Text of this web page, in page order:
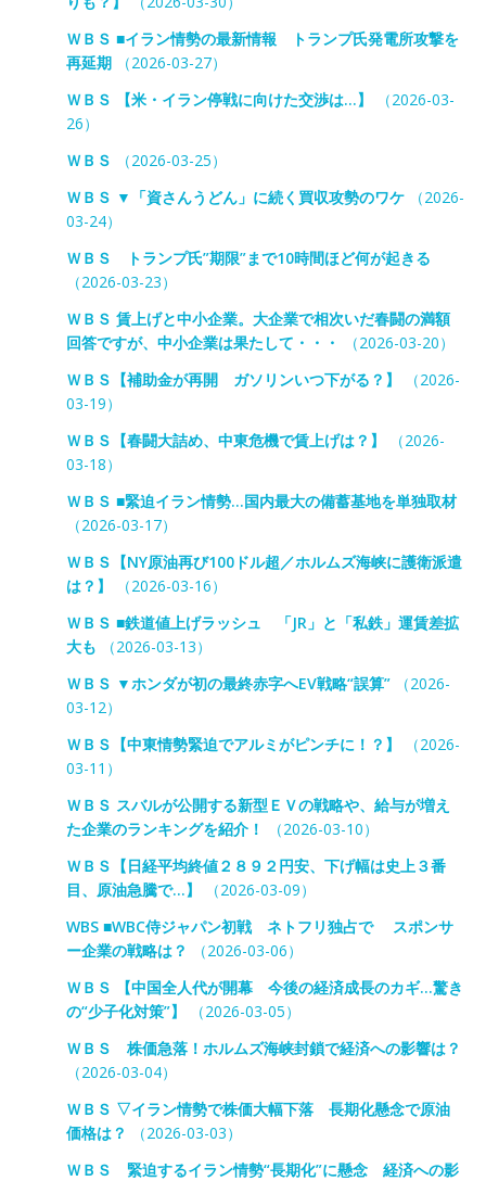
ＷＢＳ ■イラン情勢の最新情報 トランプ氏発電所攻撃を
再延期（2026-03-27）
ＷＢＳ 【米・イラン停戦に向けた交渉は…】
（2026-03-
26）
ＷＢＳ
（2026-03-25）
ＷＢＳ ▼「資さんうどん」に続く買収攻勢のワケ（2026-
03-24）
ＷＢＳ トランプ氏”期限”まで10時間ほど何が起きる
（2026-03-23）
ＷＢＳ 賃上げと中小企業。大企業で相次いだ春闘の満額
回答ですが、中小企業は果たして・・・
（2026-03-20）
ＷＢＳ【補助金が再開 ガソリンいつ下がる？】
（2026-
03-19）
ＷＢＳ【春闘大詰め、中東危機で賃上げは？】
（2026-
03-18）
ＷＢＳ ■緊迫イラン情勢…国内最大の備蓄基地を単独取材
（2026-03-17）
ＷＢＳ【NY原油再び100ドル超／ホルムズ海峡に護衛派遣
は？】
（2026-03-16）
ＷＢＳ ■鉄道値上げラッシュ 「JR」と「私鉄」運賃差拡
大も （2026-03-13）
ＷＢＳ ▼ホンダが初の最終赤字へEV戦略“誤算”（2026-
03-12）
ＷＢＳ【中東情勢緊迫でアルミがピンチに！？】
（2026-
03-11）
ＷＢＳ スバルが公開する新型ＥＶの戦略や、給与が増え
た企業のランキングを紹介！
（2026-03-10）
ＷＢＳ【日経平均終値２８９２円安、下げ幅は史上３番
目、原油急騰で…】
（2026-03-09）
WBS ■WBC侍ジャパン初戦 ネトフリ独占で スポンサ
ー企業の戦略は？
（2026-03-06）
ＷＢＳ 【中国全人代が開幕 今後の経済成長のカギ…驚き
の“少子化対策”】
（2026-03-05）
ＷＢＳ 株価急落！ホルムズ海峡封鎖で経済への影響は？
（2026-03-04）
ＷＢＳ ▽イラン情勢で株価大幅下落 長期化懸念で原油
価格は？
（2026-03-03）
ＷＢＳ 緊迫するイラン情勢“長期化”に懸念 経済への影